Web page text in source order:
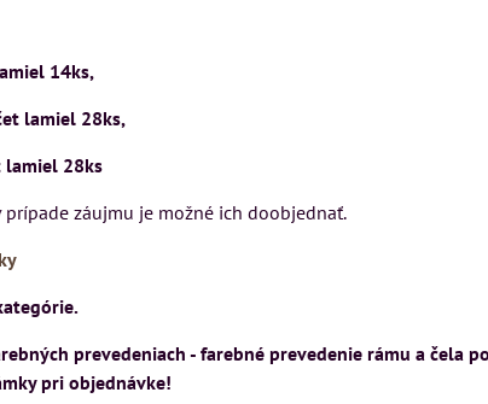
14ks,
lamiel 28ks,
lamiel 28ks
záujmu je možné ich doobjednať.
prevedeniach - farebné prevedenie rámu a čela
pri objednávke!